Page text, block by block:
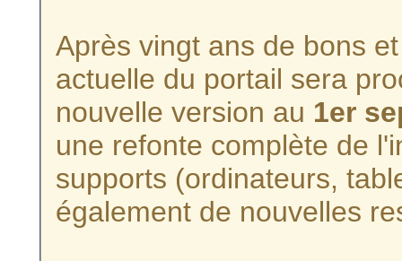
Après vingt ans de bons
actuelle du portail sera
nouvelle version au 1er
une refonte complète de
supports (ordinateurs,
également de nouvelles